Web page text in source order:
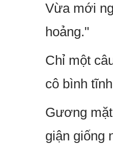
Vừa mới
hoảng."
Chỉ một
cô bình
Gương
giận giống